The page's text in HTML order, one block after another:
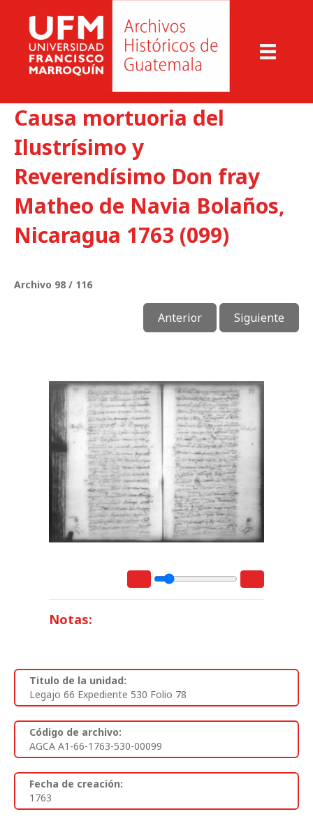
Causa mortuoria del
Ilustrísimo y
Reverendísimo Don fray
Matheo de Navia Bolaños,
Nicaragua 1763 (099)
Archivo 98 / 116
Anterior Siguiente
Notas:
Titulo de la unidad:
Legajo 66 Expediente 530 Folio 78
Código de archivo:
AGCA A1-66-1763-530-00099
Fecha de creación:
1763